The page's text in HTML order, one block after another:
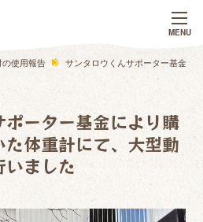
の使用報告 サンタロウくんサポーター基金に
ーター基金により購
体重計にて、大型動
いました